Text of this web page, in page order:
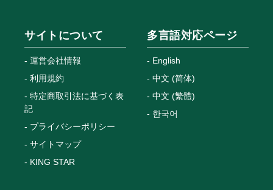
サイトについて
運営会社情報
利用規約
特定商取引法に基づく表
記
プライバシーポリシー
サイトマップ
KING STAR
多言語対応ページ
English
中文 (简体)
中文 (繁體)
한국어